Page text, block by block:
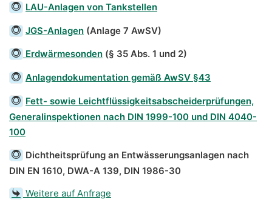
LAU-Anlagen von Tankstellen
JGS-Anlagen (Anlage 7 AwSV)
Erdwärmesonden (§ 35 Abs. 1 und 2)
Anlagendokumentation gemäß AwSV §43
Fett- sowie Leichtflüssigkeitsabscheiderprüfungen,
Generalinspektionen nach DIN 1999-100 und DIN 4040-
100
Dichtheitsprüfung an Entwässerungsanlagen nach
DIN EN 1610, DWA-A 139, DIN 1986-30
Weitere auf Anfrage